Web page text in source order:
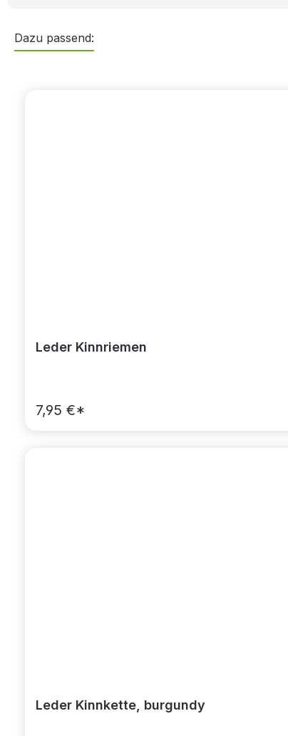
Dazu passend:
Leder Kinnriemen
7,95 €*
Leder Kinnkette, burgundy